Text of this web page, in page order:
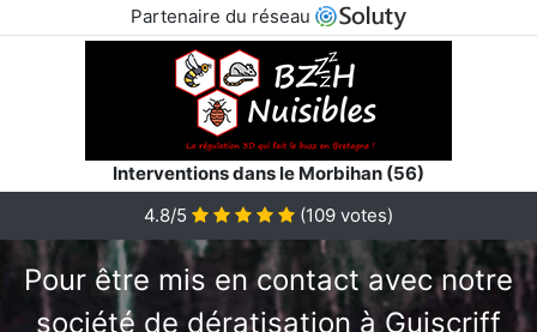
Partenaire du réseau
Interventions dans le Morbihan (56)
4.8/5
(109 votes)
Pour être mis en contact avec notre
société de dératisation à Guiscriff